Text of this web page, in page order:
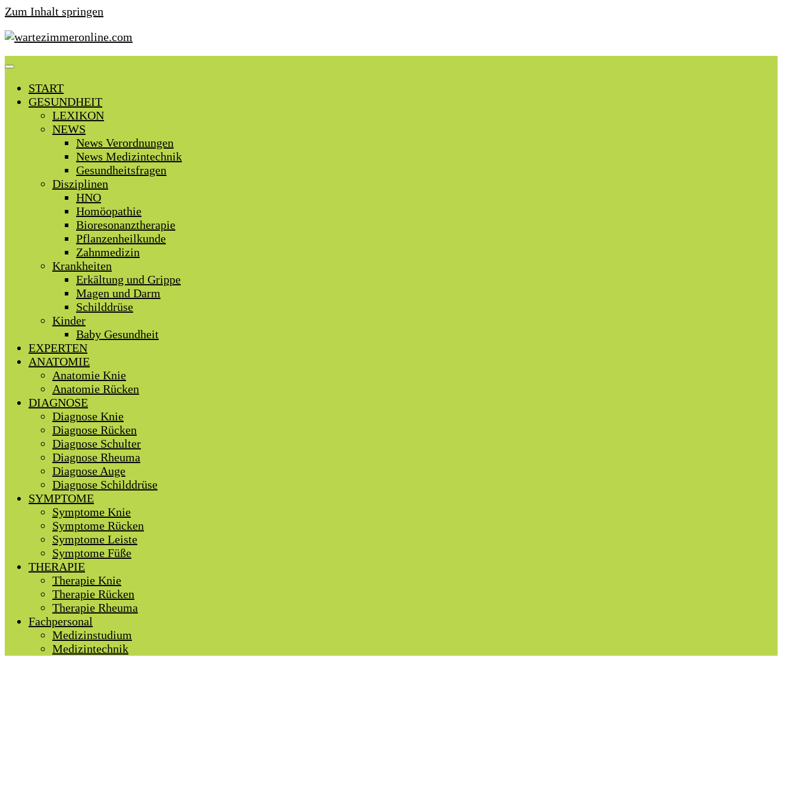
Zum Inhalt springen
START
GESUNDHEIT
LEXIKON
NEWS
News Verordnungen
News Medizintechnik
Gesundheitsfragen
Disziplinen
HNO
Homöopathie
Bioresonanztherapie
Pflanzenheilkunde
Zahnmedizin
Krankheiten
Erkältung und Grippe
Magen und Darm
Schilddrüse
Kinder
Baby Gesundheit
EXPERTEN
ANATOMIE
Anatomie Knie
Anatomie Rücken
DIAGNOSE
Diagnose Knie
Diagnose Rücken
Diagnose Schulter
Diagnose Rheuma
Diagnose Auge
Diagnose Schilddrüse
SYMPTOME
Symptome Knie
Symptome Rücken
Symptome Leiste
Symptome Füße
THERAPIE
Therapie Knie
Therapie Rücken
Therapie Rheuma
Fachpersonal
Medizinstudium
Medizintechnik